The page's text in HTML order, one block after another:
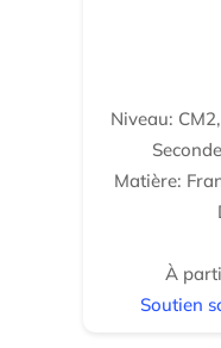
Niveau:
Matière:
À
Soutien